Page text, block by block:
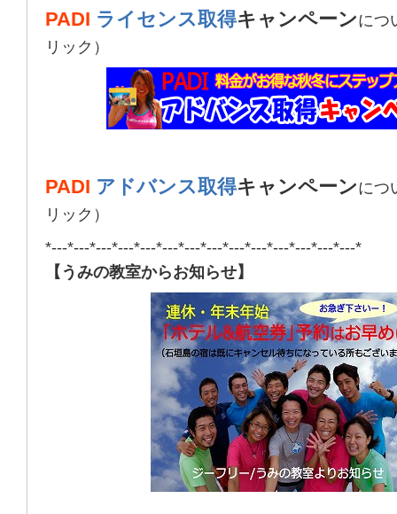
PADI ライセンス取得キャンペーンにつ
リック）
PADI アドバンス取得キャンペーンにつ
リック）
*---*---*---*---*---*---*---*---*---*---*---*---*---*---*
【うみの教室からお知らせ】